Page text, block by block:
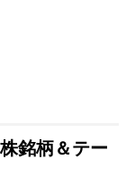
銘柄＆テー